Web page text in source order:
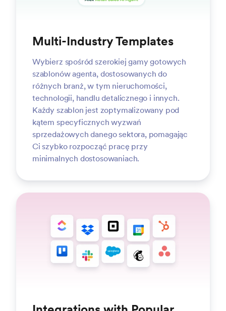
Multi-Industry Templates
Wybierz spośród szerokiej gamy gotowych
szablonów agenta, dostosowanych do
różnych branż, w tym nieruchomości,
technologii, handlu detalicznego i innych.
Każdy szablon jest zoptymalizowany pod
kątem specyficznych wyzwań
sprzedażowych danego sektora, pomagając
Ci szybko rozpocząć pracę przy
minimalnych dostosowaniach.